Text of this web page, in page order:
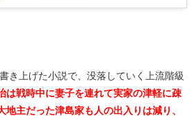
き上げた小説で、没落していく上流階級
は戦時中に妻子を連れて実家の津軽に疎
地主だった津島家も人の出入りは減り、